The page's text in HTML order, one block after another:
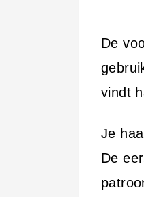
De
vindt
Je
De